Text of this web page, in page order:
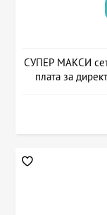
СУПЕР МАКСИ сет
плата за